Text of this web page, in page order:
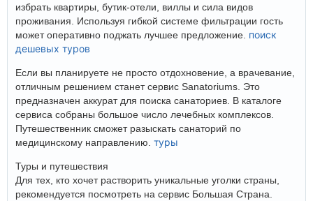
избрать квартиры, бутик-отели, виллы и сила видов
проживания. Используя гибкой системе фильтрации гость
может оперативно поджать лучшее предложение. поиск
дешевых туров
Если вы планируете не просто отдохновение, а врачевание,
отличным решением станет сервис Sanatoriums. Это
предназначен аккурат для поиска санаториев. В каталоге
сервиса собраны большое число лечебных комплексов.
Путешественник сможет разыскать санаторий по
медицинскому направлению. туры
Туры и путешествия
Для тех, кто хочет растворить уникальные уголки страны,
рекомендуется посмотреть на сервис Большая Страна.